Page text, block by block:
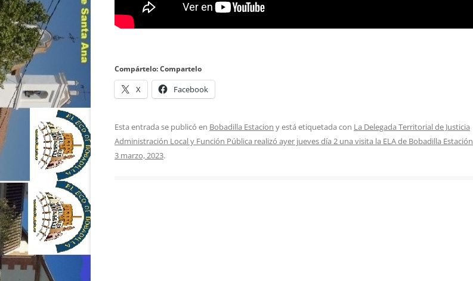
Compártelo: Compartelo
X Facebook
Esta entrada se publicó en Bobadilla Estacion y está etiquetada con La Delegada Territorial de Justicia
Administración Local y Función Pública realizó ayer jueves día 2 una visita la ELA de Bobadilla Estación
3 marzo, 2023.